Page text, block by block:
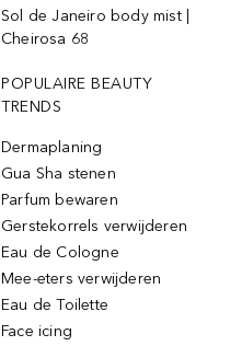
Sol de Janeiro body mist |
Cheirosa 68
POPULAIRE BEAUTY
TRENDS
Dermaplaning
Gua Sha stenen
Parfum bewaren
Gerstekorrels verwijderen
Eau de Cologne
Mee-eters verwijderen
Eau de Toilette
Face icing